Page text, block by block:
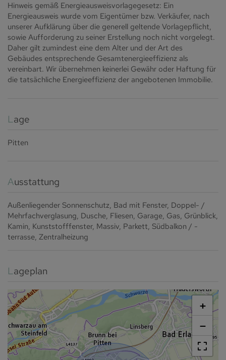
Hinweis gemäß Energieausweisvorlagegesetz: Ein
Energieausweis wurde vom Eigentümer bzw. Verkäufer, nach
unserer Aufklärung über die generell geltende Vorlagepflicht,
sowie Aufforderung zu seiner Erstellung noch nicht vorgelegt.
Daher gilt zumindest eine dem Alter und der Art des
Gebäudes entsprechende Gesamtenergieeffizienz als
vereinbart. Wir übernehmen keinerlei Gewähr oder Haftung für
die tatsächliche Energieeffizienz der angebotenen Immobilie.
Lage
Pitten
Ausstattung
Außenliegender Sonnenschutz Bad mit Fenster Doppel- /
Mehrfachverglasung Dusche Fliesen Garage Gas Grünblick
Kamin Kunststofffenster Massiv Parkett Südbalkon / -
terrasse Zentralheizung
Lageplan
+
−